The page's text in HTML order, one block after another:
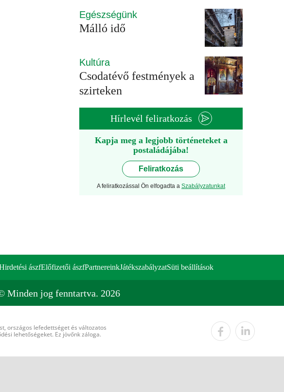
Egészségünk
Málló idő
Kultúra
Csodatévő festmények a
szirteken
Hírlevél feliratkozás
Kapja meg a legjobb történeteket a
postaládájába!
Feliratkozás
A feliratkozással Ön elfogadta a Szabályzatunkat
ászfElőfizetői ászfPartnereinkJátékszabályzatSüti beállítások
Minden jog fenntartva. 2026
országos lefedettséget és változatos
lehetőségeket. Ez jövőnk záloga.